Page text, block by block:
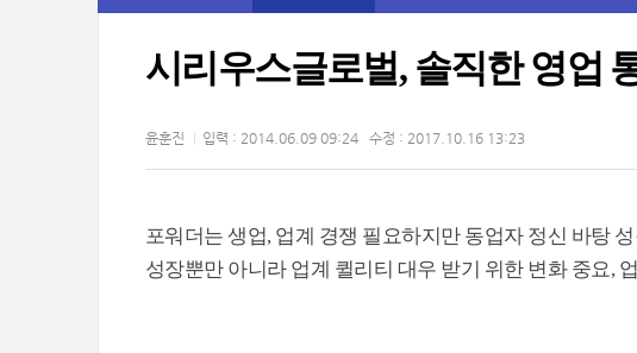
시리우스글로벌, 솔직한 영업
윤훈진 입력 : 2014.06.09 09:24 수정 : 2017.10.16 13:23
포워더는 생업, 업계 경쟁 필요하지만 동업자 정신 바탕
성장뿐만 아니라 업계 퀼리티 대우 받기 위한 변화 중요,